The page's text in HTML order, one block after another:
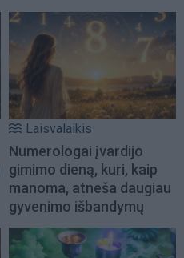
Laisvalaikis
Numerologai įvardijo
gimimo dieną, kuri, kaip
manoma, atneša daugiau
gyvenimo išbandymų